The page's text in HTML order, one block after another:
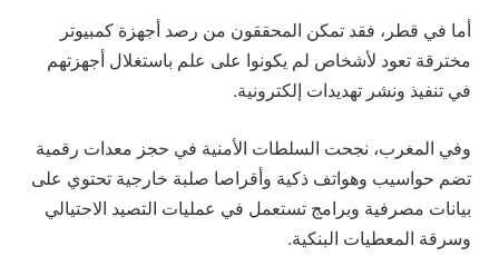
أما في قطر، فقد تمكن المحققون من رصد أجهزة كمبيوتر
مخترقة تعود لأشخاص لم يكونوا على علم باستغلال أجهزتهم
في تنفيذ ونشر تهديدات إلكترونية.
وفي المغرب، نجحت السلطات الأمنية في حجز معدات رقمية
تضم حواسيب وهواتف ذكية وأقراصا صلبة خارجية تحتوي على
بيانات مصرفية وبرامج تستعمل في عمليات التصيد الاحتيالي
وسرقة المعطيات البنكية.